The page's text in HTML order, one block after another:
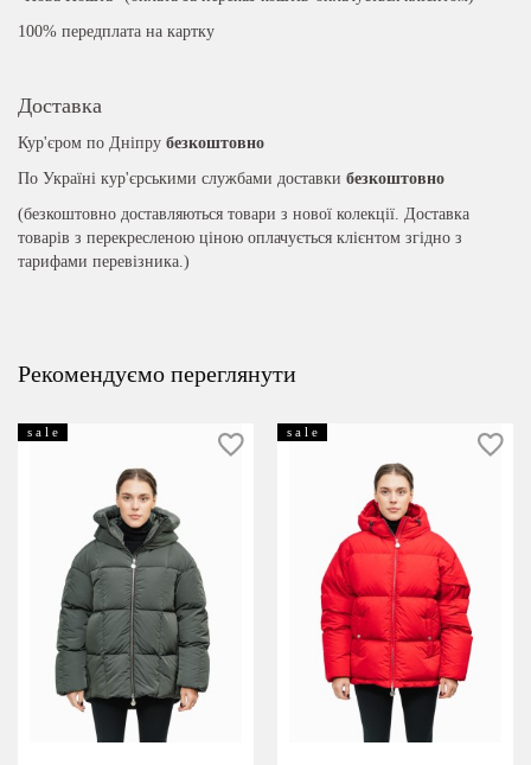
100% передплата на картку
Доставка
Кур'єром по Дніпру безкоштовно
По Україні кур'єрськими службами доставки безкоштовно
(безкоштовно доставляються товари з нової колекції. Доставка
товарів з перекресленою ціною оплачується клієнтом згідно з
тарифами перевізника.)
Рекомендуємо переглянути
s a l e s a l e